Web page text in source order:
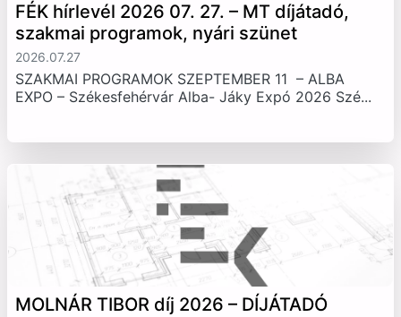
FÉK hírlevél 2026 07. 27. – MT díjátadó,
szakmai programok, nyári szünet
2026.07.27
SZAKMAI PROGRAMOK SZEPTEMBER 11 – ALBA
EXPO – Székesfehérvár Alba- Jáky Expó 2026 Szé...
MOLNÁR TIBOR díj 2026 – DÍJÁTADÓ